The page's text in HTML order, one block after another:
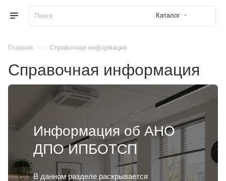
Каталог
Главная — Справочная информация
Справочная информация
Информация об АНО
ДПО ИПБОТСП
В данном разделе раскрывается